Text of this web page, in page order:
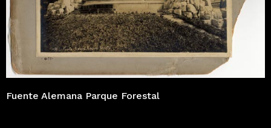
Fuente Alemana Parque Forestal